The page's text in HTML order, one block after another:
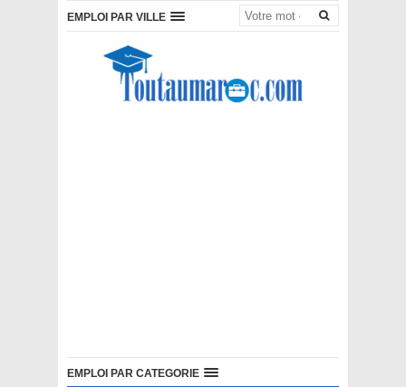
EMPLOI PAR VILLE
EMPLOI PAR CATEGORIE